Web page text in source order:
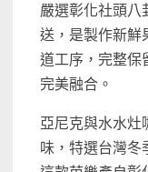
嚴選彰化社頭八
送，是製作新鮮
道工序，完整保
完美融合。
亞尼克與水水灶
味，特選台灣冬